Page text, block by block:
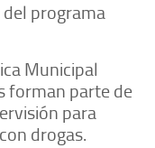
programa
Municipal
forman parte de
para
drogas.